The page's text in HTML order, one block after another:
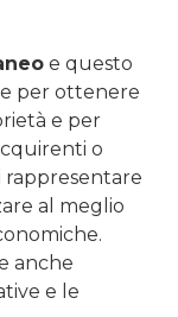
e questo
per ottenere
e per
o
rappresentare
al meglio
anche
e le